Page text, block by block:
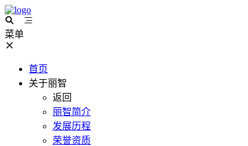
菜单
首页
关于丽智
返回
丽智简介
发展历程
荣誉资质